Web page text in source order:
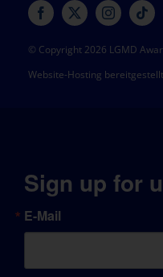
© Copyright 2026 LGMD
Website-Hosting
Sign up for
E-Mail